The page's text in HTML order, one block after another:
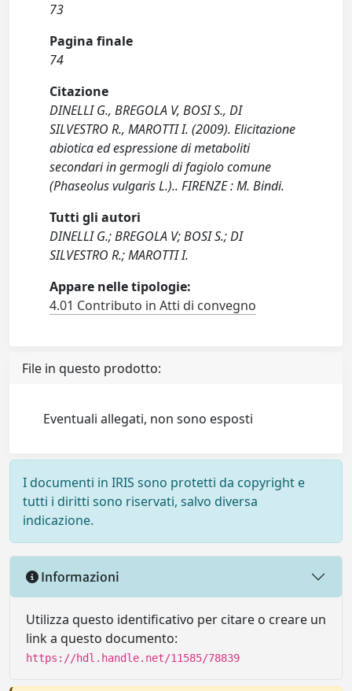
73
Pagina finale
74
Citazione
DINELLI G., BREGOLA V, BOSI S., DI
SILVESTRO R., MAROTTI I. (2009). Elicitazione
abiotica ed espressione di metaboliti
secondari in germogli di fagiolo comune
(Phaseolus vulgaris L.).. FIRENZE : M. Bindi.
Tutti gli autori
DINELLI G.; BREGOLA V; BOSI S.; DI
SILVESTRO R.; MAROTTI I.
Appare nelle tipologie:
4.01 Contributo in Atti di convegno
File in questo prodotto:
Eventuali allegati, non sono esposti
I documenti in IRIS sono protetti da copyright e
tutti i diritti sono riservati, salvo diversa
indicazione.
Informazioni
Utilizza questo identificativo per citare o creare un
link a questo documento:
https://hdl.handle.net/11585/78839